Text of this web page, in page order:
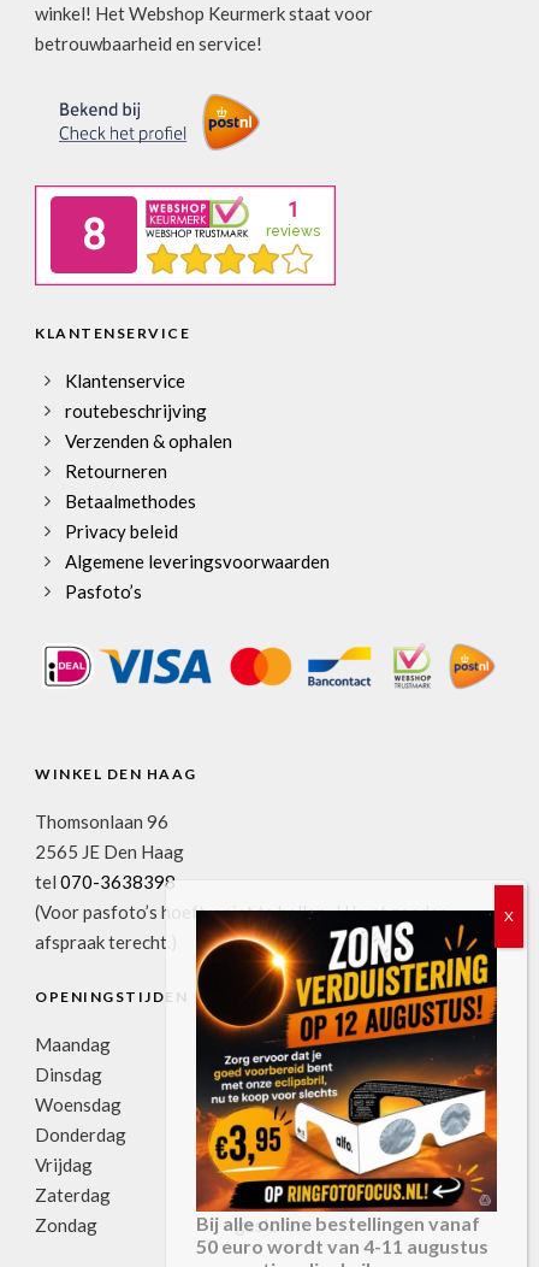
winkel! Het Webshop Keurmerk staat voor
betrouwbaarheid en service!
KLANTENSERVICE
Klantenservice
routebeschrijving
Verzenden & ophalen
Retourneren
Betaalmethodes
Privacy beleid
Algemene leveringsvoorwaarden
Pasfoto’s
WINKEL DEN HAAG
Thomsonlaan 96
2565 JE Den Haag
tel 070-3638398
(Voor pasfoto’s hoeft u niet te bellen. U kunt zonder
afspraak terecht.)
OPENINGSTIJDEN
Maandag
11:00u-17:30u
Dinsdag
09:00u-17:30u
Woensdag
09:00u-17:30u
Donderdag
09:00u-17:30u
Vrijdag
09:00u-17:30u
Zaterdag
09:00u-17:00u
Zondag
gesloten
Bij alle online bestellingen vanaf
50 euro wordt van 4-11 augustus